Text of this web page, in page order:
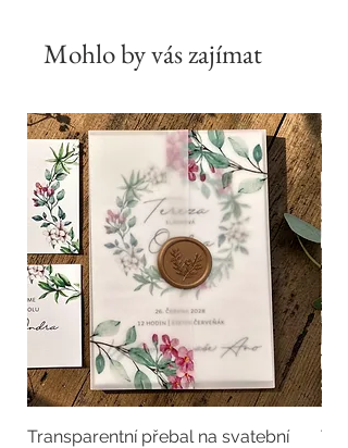
Mohlo by vás zajímat
Transparentní přebal na svatební